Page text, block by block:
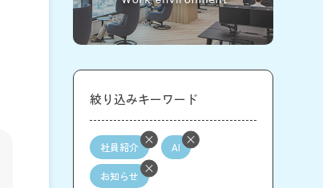
絞り込みキーワード
社員紹介 AI
お知らせ